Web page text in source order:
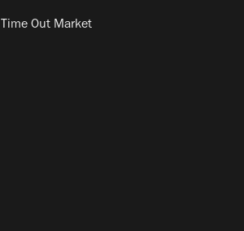
Time Out Market